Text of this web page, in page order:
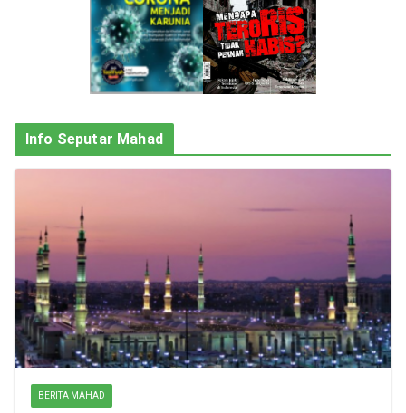
Info Seputar Mahad
BERITA MAHAD